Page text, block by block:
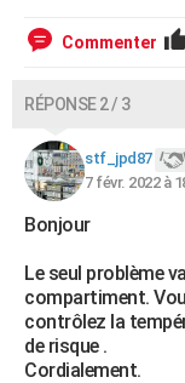
Commenter
RÉPONSE 2 / 3
stf_jpd87
7 févr. 2022 à
Bonjour
Le seul problème
compartiment.
contrôlez la
de risque .
Cordialement.